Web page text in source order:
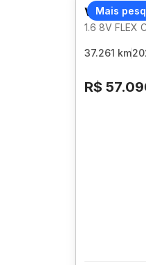
Mais
1.6 8V FLEX
37.261 km
R$